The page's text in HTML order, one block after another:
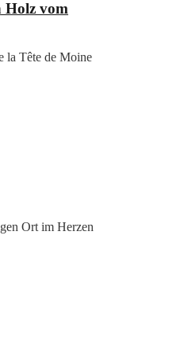
Holz vom
la Tête de Moine
Ort im Herzen